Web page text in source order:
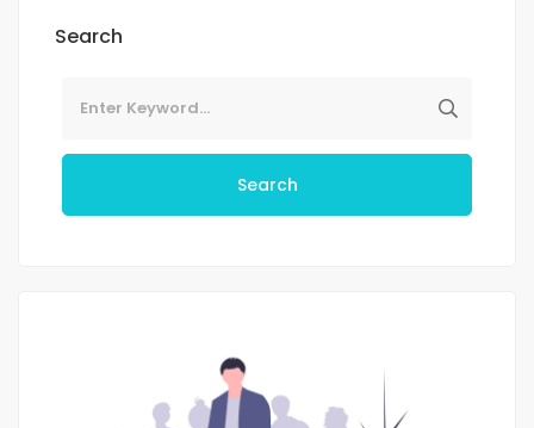
Search
Search